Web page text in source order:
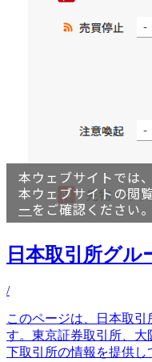
日本取引所グル
/
このページは、日本取
す。東京証券取引所、
下取引所の情報を提供し